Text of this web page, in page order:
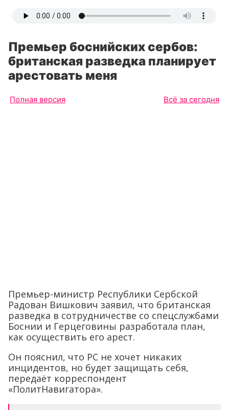
Премьер боснийских сербов:
британская разведка планирует
арестовать меня
Полная версия Всё за сегодня
Премьер-министр Республики Сербской
Радован Вишкович заявил, что британская
разведка в сотрудничестве со спецслужбами
Боснии и Герцеговины разработала план,
как осуществить его арест.
Он пояснил, что РС не хочет никаких
инцидентов, но будет защищать себя,
передаёт корреспондент
«ПолитНавигатора».